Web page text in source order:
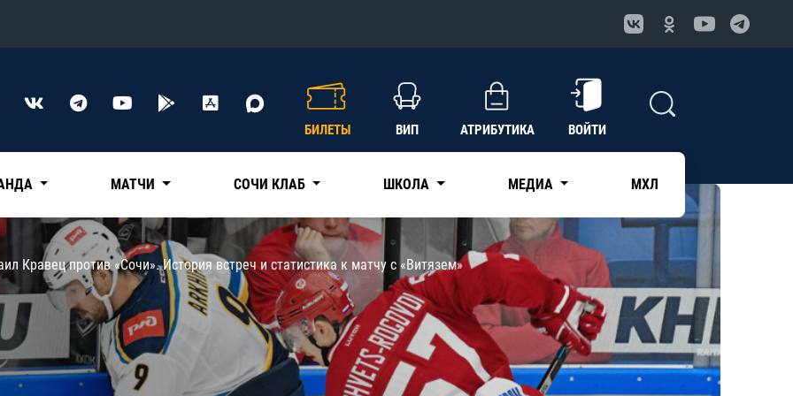
Конференция «Восток»
Нефтехимик
Трактор
Дивизион Чернышева
Авангард
Адмирал
КХЛ
БИЛЕТЫ ВИП АТРИБУТИКА ВОЙТИ
МАТЧИ СОЧИ КЛАБ ШКОЛА МЕДИА МХЛ
Кравец против «Сочи». История встреч и статистика к матчу с «Витязем»